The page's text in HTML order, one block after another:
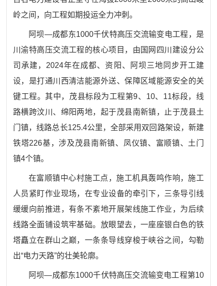
岭之间，向工程如期投运全力冲刺。
阿坝—成都东1000千伏特高压交流输变电工程，是
川渝特高压交流工程的核心项目，由国网四川建设分公
司承建，2024年在成都、资阳、阿坝三地同步开工建
设，是打通川西清洁能源外送、保障区域能源安全的关
键工程。其中，茂县标段为工程第9、10、11标段，线
路横跨汶川、绵阳两地，起于茂县南新镇，止于茂县土
门镇，线路总长125.4公里，全部采用双回路架设，新建
铁塔226基，涉及茂县南新镇、凤仪镇、富顺镇、土门
镇4个镇。
在富顺镇中心村施工点，施工机具轰鸣作响，施工
人员紧盯作业现场，在专业设备的牵引下，三条导引线
缓缓向前推进，有条不紊地开展架线施工作业，为后续
线路全面铺设筑牢基础。放眼望去，一座座银白色的铁
塔矗立在群山之巅，一条条导线穿梭于峡谷之间，勾勒
出“电力天路”的壮美轮廓。
阿坝—成都东1000千伏特高压交流输变电工程第10